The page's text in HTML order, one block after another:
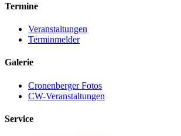
Termine
Veranstaltungen
Terminmelder
Galerie
Cronenberger Fotos
CW-Veranstaltungen
Service